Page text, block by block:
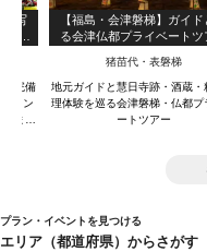
！写
勧め
ム完備
イン
します
【福島・会津磐梯】ガイド
る会津仏都プライベートツ
験
猪苗代・表磐梯
地元ガイドと慧日寺跡・酒蔵・
理体験を巡る会津磐梯・仏都プ
ートツアー
プラン・イベントを見つける
エリア（都道府県）からさがす